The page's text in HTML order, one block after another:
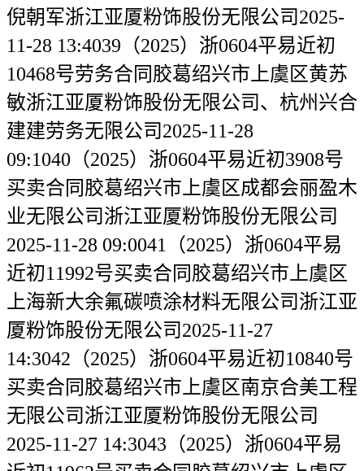
倪朝军浙江亚厦粉饰股份无限公司2025-
11-28 13:4039（2025）浙0604平易近初
10468号劳务合同胶葛绍兴市上虞区黄苏
敏浙江亚厦粉饰股份无限公司、杭州兴合
建建劳务无限公司2025-11-28
09:1040（2025）浙0604平易近初3908号
买卖合同胶葛绍兴市上虞区成都会丽盈木
业无限公司浙江亚厦粉饰股份无限公司
2025-11-28 09:0041（2025）浙0604平易
近初11992号买卖合同胶葛绍兴市上虞区
上海新大余氟碳喷涂材料无限公司浙江亚
厦粉饰股份无限公司2025-11-27
14:3042（2025）浙0604平易近初10840号
买卖合同胶葛绍兴市上虞区南京合美工程
无限公司浙江亚厦粉饰股份无限公司
2025-11-27 14:3043（2025）浙0604平易